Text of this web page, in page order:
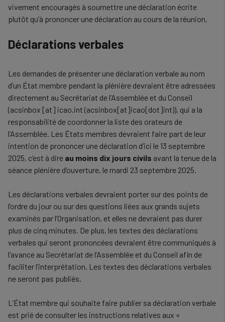
vivement encouragés à soumettre une déclaration écrite
plutôt qu’à prononcer une déclaration au cours de la réunion.
Déclarations verbales
Les demandes de présenter une déclaration verbale au nom
d’un État membre pendant la plénière devraient être adressées
directement au Secrétariat de l’Assemblée et du Conseil
(acsinbox [at] icao.int (acsinbox[at]icao[dot]int)), qui a la
responsabilité de coordonner la liste des orateurs de
l’Assemblée. Les États membres devraient faire part de leur
intention de prononcer une déclaration d’ici le 13 septembre
2025, c’est à dire au moins dix jours civils avant la tenue de la
séance plénière d’ouverture, le mardi 23 septembre 2025.
Les déclarations verbales devraient porter sur des points de
l’ordre du jour ou sur des questions liées aux grands sujets
examinés par l’Organisation, et elles ne devraient pas durer
plus de cinq minutes. De plus, les textes des déclarations
verbales qui seront prononcées devraient être communiqués à
l’avance au Secrétariat de l’Assemblée et du Conseil afin de
faciliter l’interprétation. Les textes des déclarations verbales
ne seront pas publiés.
L’État membre qui souhaite faire publier sa déclaration verbale
est prié de consulter les instructions relatives aux «